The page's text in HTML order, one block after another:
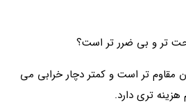
تر و بی ضرر تر است؟
مقاوم تر است و کمتر دچار خرابی می
تری دارد.